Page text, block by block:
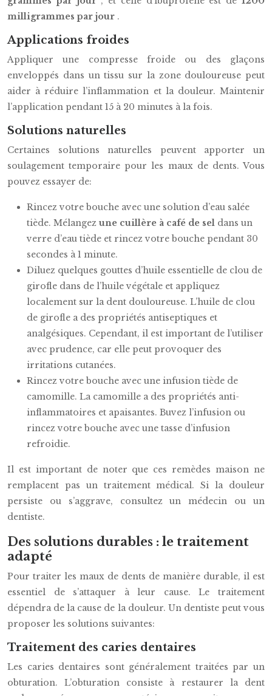
milligrammes par jour .
Applications froides
Appliquer une compresse froide ou des glaçons
enveloppés dans un tissu sur la zone douloureuse peut
aider à réduire l’inflammation et la douleur. Maintenir
l’application pendant 15 à 20 minutes à la fois.
Solutions naturelles
Certaines solutions naturelles peuvent apporter un
soulagement temporaire pour les maux de dents. Vous
pouvez essayer de:
Rincez votre bouche avec une solution d’eau salée
tiède. Mélangez une cuillère à café de sel dans un
verre d’eau tiède et rincez votre bouche pendant 30
secondes à 1 minute.
Diluez quelques gouttes d’huile essentielle de clou de
girofle dans de l’huile végétale et appliquez
localement sur la dent douloureuse. L’huile de clou
de girofle a des propriétés antiseptiques et
analgésiques. Cependant, il est important de l’utiliser
avec prudence, car elle peut provoquer des
irritations cutanées.
Rincez votre bouche avec une infusion tiède de
camomille. La camomille a des propriétés anti-
inflammatoires et apaisantes. Buvez l’infusion ou
rincez votre bouche avec une tasse d’infusion
refroidie.
Il est important de noter que ces remèdes maison ne
remplacent pas un traitement médical. Si la douleur
persiste ou s’aggrave, consultez un médecin ou un
dentiste.
Des solutions durables : le traitement
adapté
Pour traiter les maux de dents de manière durable, il est
essentiel de s’attaquer à leur cause. Le traitement
dépendra de la cause de la douleur. Un dentiste peut vous
proposer les solutions suivantes:
Traitement des caries dentaires
Les caries dentaires sont généralement traitées par un
obturation. L’obturation consiste à restaurer la dent